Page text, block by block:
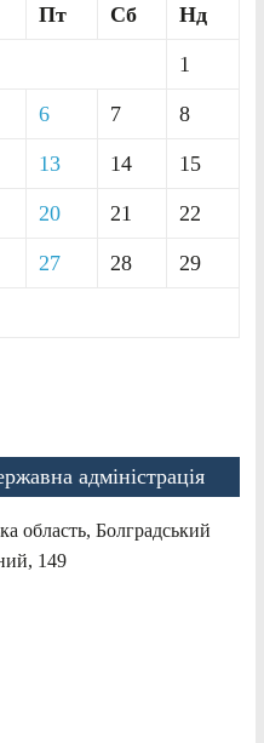
Пт Сб Нд
1
6 7 8
13 14 15
20 21 22
27 28 29
адміністрація
область, Болградський
149